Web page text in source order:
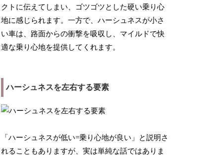
クトに伝えてしまい、ゴツゴツとした硬い乗り心
地に感じられます。一方で、ハーシュネスが小さ
い車は、路面からの衝撃を吸収し、マイルドで快
適な乗り心地を提供してくれます。
ハーシュネスを左右する要素
「ハーシュネスが低い=乗り心地が良い」と説明さ
れることもありますが、実は単純な話ではありま